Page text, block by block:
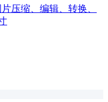
压缩、编辑、转换、